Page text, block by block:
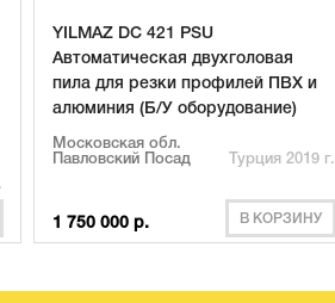
YILMAZ DC 421 PSU
Автоматическая двухголовая
пила для резки профилей ПВХ и
алюминия (Б/У оборудование)
Московская обл.
Павловский Посад
Турция 2019 г.
1 750 000 р. В КОРЗИНУ